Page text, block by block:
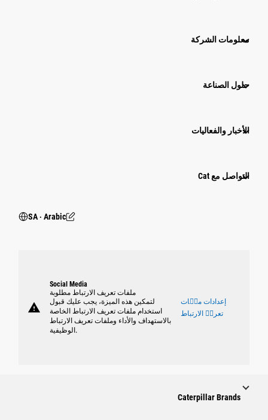
معلومات الشركة
حلول الصناعة
الأخبار والفعاليات
التواصل مع Cat
SA ‧ Arabic
warning
Social Media
ملفات تعريف الارتباط مطلوبة
لتمكين هذه الميزة، يجب عليك قبول
استخدام ملفات تعريف الارتباط الخاصة
بالاستهداف والأداء وملفات تعريف الارتباط
الوظيفية.
إعدادات ملٝات
تعريٝ الارتباط
Caterpillar Brands